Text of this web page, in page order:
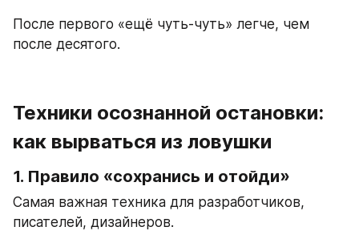
После первого «ещё чуть-чуть» легче, чем
после десятого.
Техники осознанной остановки:
как вырваться из ловушки
1. Правило «сохранись и отойди»
Самая важная техника для разработчиков,
писателей, дизайнеров.